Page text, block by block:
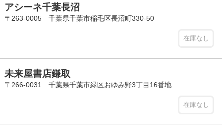
アシーネ千葉長沼
〒263-0005 千葉県千葉市稲毛区長沼町330-50
在庫なし
未来屋書店鎌取
〒266-0031 千葉県千葉市緑区おゆみ野3丁目16番地
在庫なし